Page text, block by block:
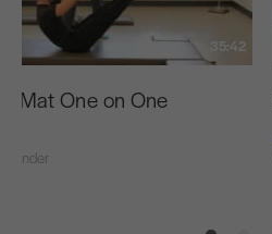
35:42
Mat One on One